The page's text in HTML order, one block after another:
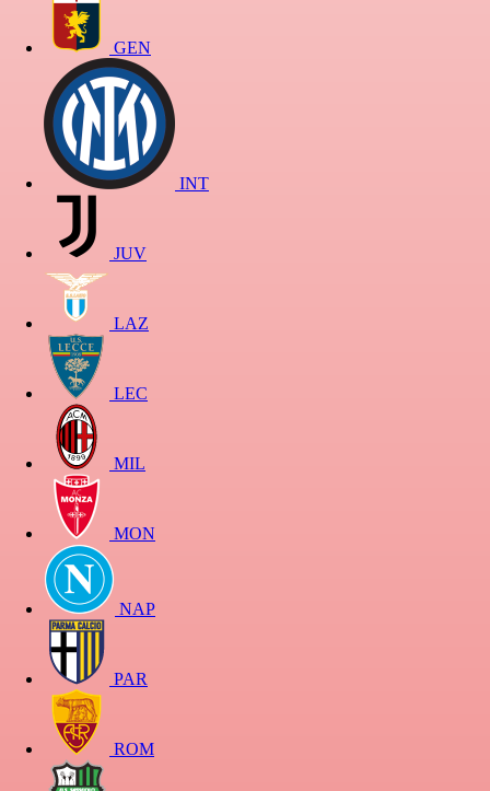
GEN
INT
JUV
LAZ
LEC
MIL
MON
NAP
PAR
ROM